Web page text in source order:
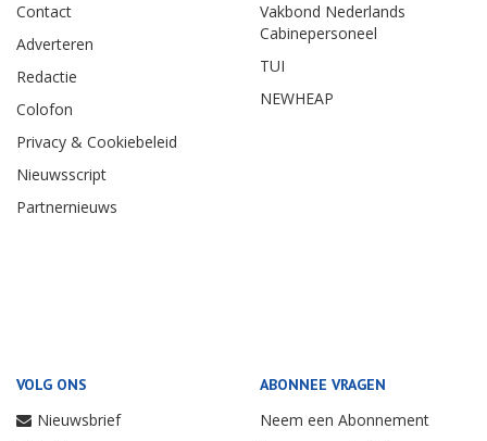
Contact
Adverteren
Redactie
Colofon
Privacy & Cookiebeleid
Nieuwsscript
Partnernieuws
Vakbond Nederlands
Cabinepersoneel
TUI
NEWHEAP
VOLG ONS
Nieuwsbrief
ABONNEE VRAGEN
Neem een Abonnement